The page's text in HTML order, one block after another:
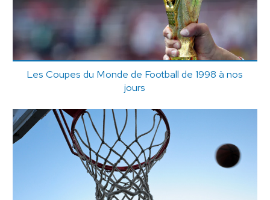
Les Coupes du Monde de Football de 1998 à nos
jours